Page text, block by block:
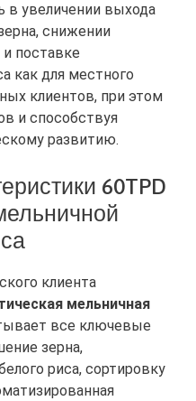
в увеличении выхода
снижении
и поставке
как для местного
клиентов, при этом
и способствуя
развитию.
60TPD
клиента
мельничная
все ключевые
зерна,
риса, сортировку